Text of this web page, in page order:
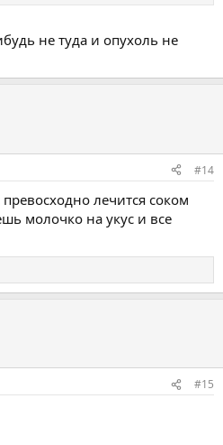
не туда и опухоль не
#14
лечится соком
молочко на укус и все
#15